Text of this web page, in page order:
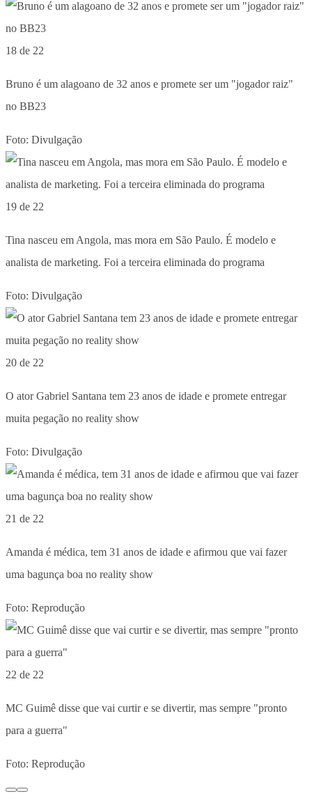
18 de 22
Bruno é um alagoano de 32 anos e promete ser um "jogador raiz"
no BB23
Foto: Divulgação
19 de 22
Tina nasceu em Angola, mas mora em São Paulo. É modelo e
analista de marketing. Foi a terceira eliminada do programa
Foto: Divulgação
20 de 22
O ator Gabriel Santana tem 23 anos de idade e promete entregar
muita pegação no reality show
Foto: Divulgação
21 de 22
Amanda é médica, tem 31 anos de idade e afirmou que vai fazer
uma bagunça boa no reality show
Foto: Reprodução
22 de 22
MC Guimê disse que vai curtir e se divertir, mas sempre "pronto
para a guerra"
Foto: Reprodução